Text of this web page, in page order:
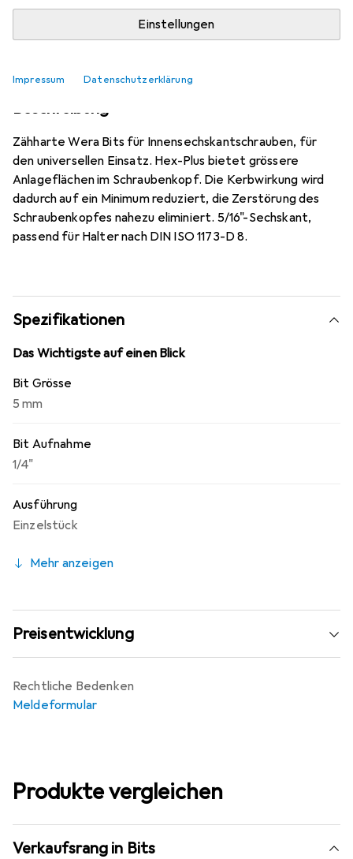
Einstellungen
Impressum Datenschutzerklärung
Beschreibung
Zähharte Wera Bits für Innensechskantschrauben, für
den universellen Einsatz. Hex-Plus bietet grössere
Anlageflächen im Schraubenkopf. Die Kerbwirkung wird
dadurch auf ein Minimum reduziert, die Zerstörung des
Schraubenkopfes nahezu eliminiert. 5/16"-Sechskant,
passend für Halter nach DIN ISO 1173-D 8.
Spezifikationen
Das Wichtigste auf einen Blick
Bit Grösse
5 mm
Bit Aufnahme
1/4"
Ausführung
Einzelstück
Mehr anzeigen
Preisentwicklung
Rechtliche Bedenken
Meldeformular
Produkte vergleichen
Verkaufsrang in Bits